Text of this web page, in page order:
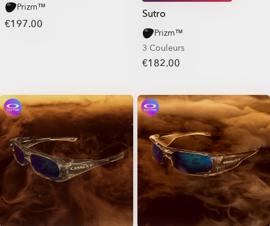
Prizm™
€197.00
Sutro
Prizm™
3 Couleurs
€182.00